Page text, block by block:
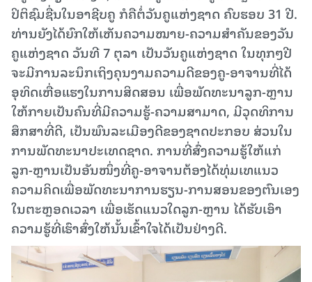
ປິຕິຊົມຊື່ນໃນອາຊີບຄູ ກໍຄືຕໍ່ວັນຄູແຫ່ງຊາດ ຄົບຮອບ 31 ປີ.
ທ່ານຍັງໄດ້ຍົກໃຫ້ເຫັນຄວາມໝາຍ-ຄວາມສໍາຄັນຂອງວັນ
ຄູແຫ່ງຊາດ ວັນທີ 7 ຕຸລາ ເປັນວັນຄູແຫ່ງຊາດ ໃນທຸກໆປີ
ຈະມີການລະນຶກເຖິງຄຸນງາມຄວາມດີຂອງຄູ-ອາຈານທີ່ໄດ້
ອຸທິດເຫື່ອແຮງໃນການສິດສອນ ເພື່ອພັດທະນາລູກ-ຫຼານ
ໃຫ້ກາຍເປັນຄົນທີ່ມີຄວາມຮູ້-ຄວາມສາມາດ, ມີວຸດທິການ
ສຶກສາທີ່ດີ, ເປັນພົນລະເມືອງດີຂອງຊາດປະກອບ ສ່ວນໃນ
ການພັດທະນາປະເທດຊາດ. ການທີ່ສົ່ງຄວາມຮູ້ໃຫ້ແກ່
ລູກ-ຫຼານເປັນອັນໜຶ່ງທີ່ຄູ-ອາຈານຕ້ອງໄດ້ທຸ່ມເທແນວ
ຄວາມຄິດເພື່ອພັດທະນາການຮຽນ-ການສອນຂອງຕົນເອງ
ໃນຕະຫຼອດເວລາ ເພື່ອເຮັດແນວໃດລູກ-ຫຼານ ໄດ້ຮັບເອົາ
ຄວາມຮູ້ທີ່ເຮົາສົ່ງໃຫ້ນັ້ນເຂົ້າໃຈໄດ້ເປັນຢ່າງດີ.